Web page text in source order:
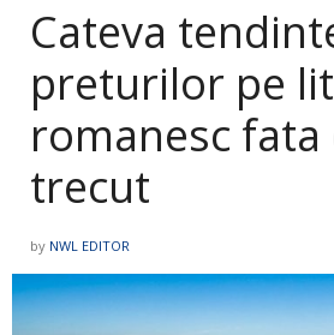
Cateva
preturilor pe
romanesc fata
trecut
by NWL EDITOR